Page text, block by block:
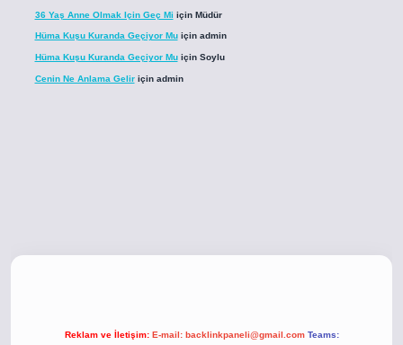
36 Yaş Anne Olmak Için Geç Mi için Müdür
Hüma Kuşu Kuranda Geçiyor Muiçin admin
Hüma Kuşu Kuranda Geçiyor Muiçin Soylu
Cenin Ne Anlama Geliriçin admin
Reklam ve İletişim: E-mail: backlinkpaneli@gmail.com Teams: